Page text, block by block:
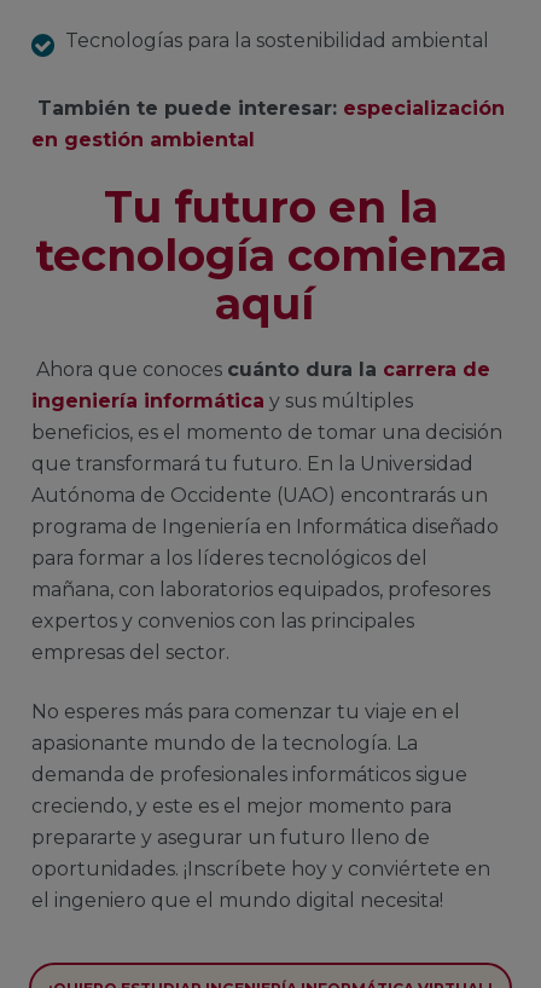
Tecnologías para la sostenibilidad ambiental
También te puede interesar: especialización
en gestión ambiental
Tu futuro en la
tecnología comienza
aquí
Ahora que conoces cuánto dura la carrera de
ingeniería informática y sus múltiples
beneficios, es el momento de tomar una decisión
que transformará tu futuro. En la Universidad
Autónoma de Occidente (UAO) encontrarás un
programa de Ingeniería en Informática diseñado
para formar a los líderes tecnológicos del
mañana, con laboratorios equipados, profesores
expertos y convenios con las principales
empresas del sector.
No esperes más para comenzar tu viaje en el
apasionante mundo de la tecnología. La
demanda de profesionales informáticos sigue
creciendo, y este es el mejor momento para
prepararte y asegurar un futuro lleno de
oportunidades. ¡Inscríbete hoy y conviértete en
el ingeniero que el mundo digital necesita!